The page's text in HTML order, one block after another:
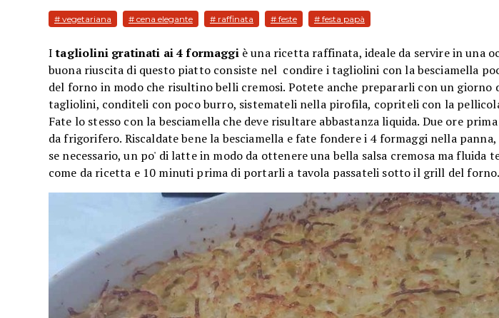
# vegetariana # cena elegante # raffinata # feste # festa papà
Itagliolini gratinati ai 4 formaggiè una ricetta raffinata, ideale da servire in una
buona riuscita di questo piatto consiste nel condire i tagliolini con la besciamella
del forno in modo che risultino belli cremosi. Potete anche prepararli con un giorno
tagliolini, conditeli con poco burro, sistemateli nella pirofila, copriteli con la
Fate lo stesso con la besciamella che deve risultare abbastanza liquida. Due ore
da frigorifero. Riscaldate bene la besciamella e fate fondere i 4 formaggi nella
se necessario, un po' di latte in modo da ottenere una bella salsa cremosa ma fluida
come da ricetta e 10 minuti prima di portarli a tavola passateli sotto il grill del forno.